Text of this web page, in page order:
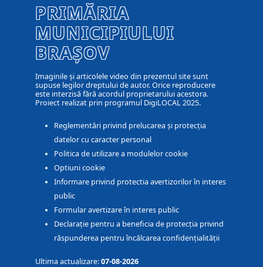
PRIMĂRIA
MUNICIPIULUI
BRAȘOV
Imaginile și articolele video din prezentul site sunt
supuse legilor dreptului de autor. Orice reproducere
este interzisă fără acordul proprietarului acestora.
Proiect realizat prin programul DigiLOCAL 2025.
Reglementări privind prelucarea și protecția
datelor cu caracter personal
Politica de utilizare a modulelor cookie
Optiuni cookie
Informare privind protectia avertizorilor în interes
public
Formular avertizare în interes public
Declarație pentru a beneficia de protecția privind
răspunderea pentru încălcarea confidențialității
Ultima actualizare:07-08-2026